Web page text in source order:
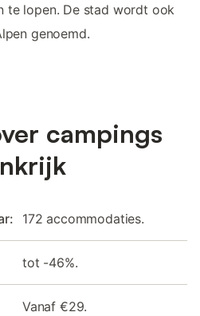
te lopen. De stad wordt ook
genoemd.
campings
172 accommodaties.
tot -46%.
Vanaf €29.